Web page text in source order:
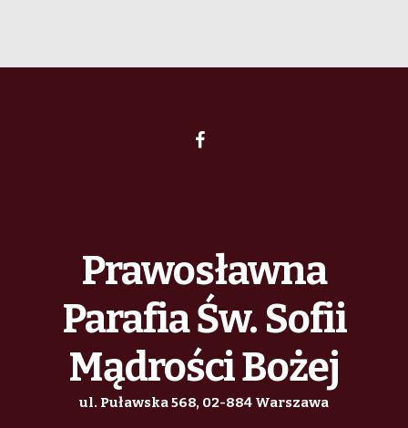
Prawosławna
Parafia Św. Sofii
Mądrości Bożej
ul. Puławska 568, 02-884 Warszawa